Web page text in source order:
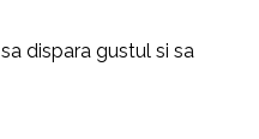
dispara gustul si sa